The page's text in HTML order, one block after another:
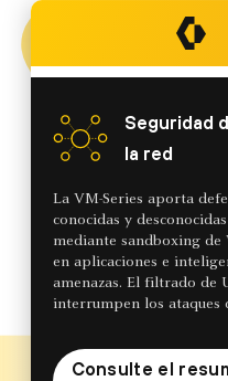
Seguridad
la red
La VM-Series aporta
conocidas y
mediante sandboxing
en aplicaciones e
amenazas. El filtrado de
interrumpen los ataques
Consulte el